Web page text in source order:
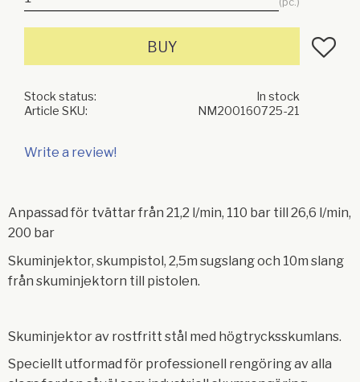
BUY Add to
Stock status
In stock
Article SKU
NM200160725-21
Write a review!
Anpassad för tvättar från 21,2 l/min, 110 bar till 26,6 l/min,
200 bar
Skuminjektor, skumpistol, 2,5m sugslang och 10m slang
från skuminjektorn till pistolen.
Skuminjektor av rostfritt stål med högtrycksskumlans.
Speciellt utformad för professionell rengöring av alla